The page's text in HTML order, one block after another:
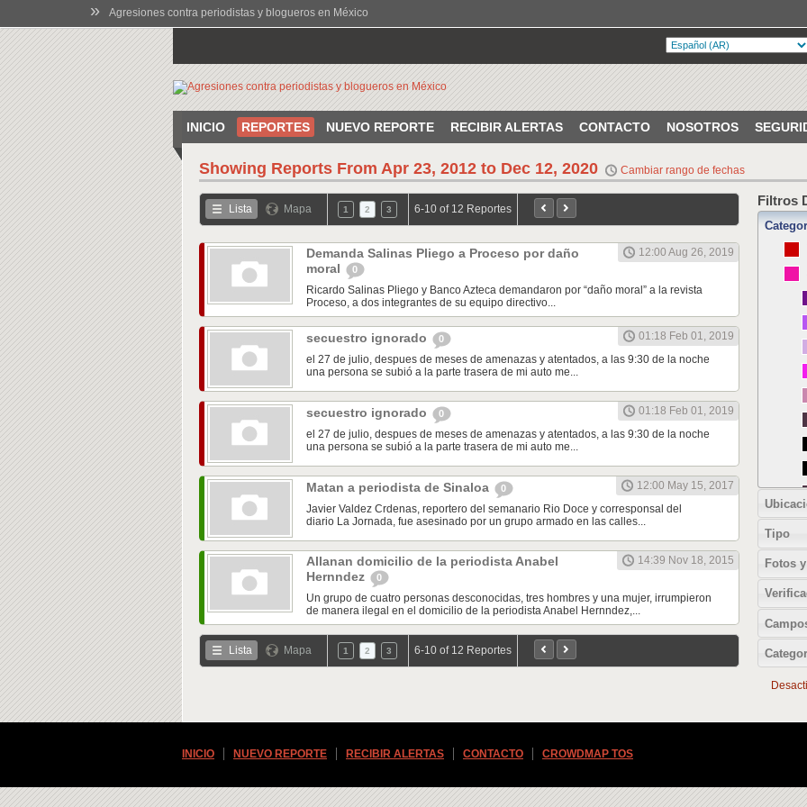
» Agresiones contra periodistas y blogueros en México
INICIO REPORTES NUEVO REPORTE RECIBIR ALERTAS CONTACTO NOSOTROS
Showing Reports From Apr 23, 2012 to Dec 12, 2020 Cambiar rango de fechas
Lista Mapa 1 2 3 6-10 of 12 Reportes
Demanda Salinas Pliego a Proceso por daño
moral
0
12:00 Aug 26, 2019
Ricardo Salinas Pliego y Banco Azteca demandaron por “daño moral” a la revista
Proceso, a dos integrantes de su equipo directivo...
secuestro ignorado 0
01:18 Feb 01, 2019
el 27 de julio, despues de meses de amenazas y atentados, a las 9:30 de la noche
una persona se subió a la parte trasera de mi auto me...
secuestro ignorado 0
01:18 Feb 01, 2019
el 27 de julio, despues de meses de amenazas y atentados, a las 9:30 de la noche
una persona se subió a la parte trasera de mi auto me...
Matan a periodista de Sinaloa 0
12:00 May 15, 2017
Javier Valdez Crdenas, reportero del semanario Rio Doce y corresponsal del
diario La Jornada, fue asesinado por un grupo armado en las calles...
Allanan domicilio de la periodista Anabel
Hernndez
0
14:39 Nov 18, 2015
Un grupo de cuatro personas desconocidas, tres hombres y una mujer, irrumpieron
de manera ilegal en el domicilio de la periodista Anabel Hernndez,...
Lista Mapa 1 2 3 6-10 of 12 Reportes
Filtros
Tipo
Fotos
INICIO NUEVO REPORTE RECIBIR ALERTAS CONTACTO CROWDMAP TOS